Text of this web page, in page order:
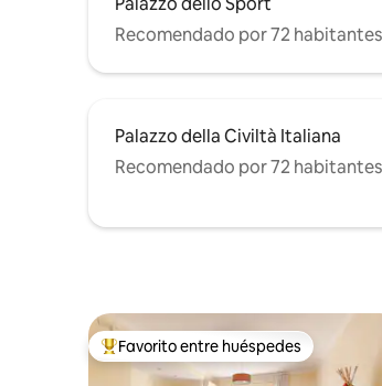
Recomendado por 72
Palazzo della Civiltà Italiana
Recomendado por 72
De los mejores en Favorito entre
Favorito entre huéspedes